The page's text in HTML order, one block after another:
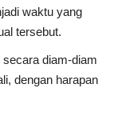
waktu yang
tersebut.
diam-diam
dengan harapan